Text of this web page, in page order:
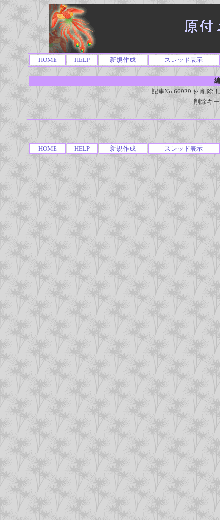
HOME HELP 新規作成 スレッド表示
記事No.66929 を 削除
削除キ
HOME HELP 新規作成 スレッド表示